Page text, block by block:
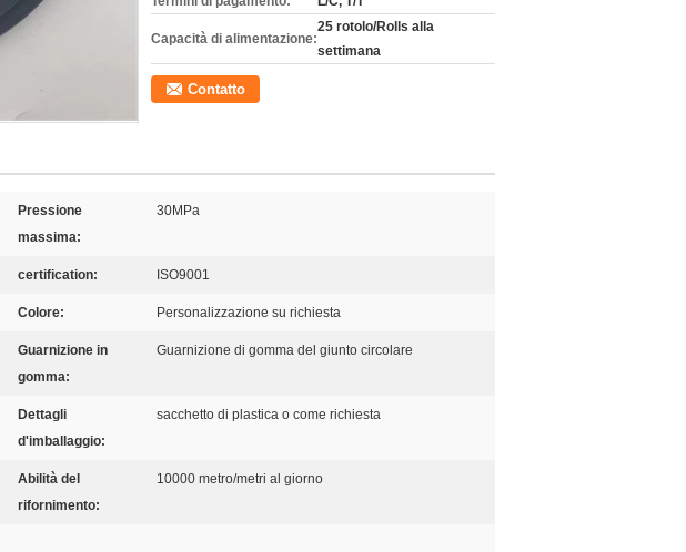
Capacità di alimentazione:
25 rotolo/Rolls alla
settimana
Contatto
Pressione
massima:
30MPa
certification: ISO9001
Colore: Personalizzazione su richiesta
Guarnizione in
gomma:
Guarnizione di gomma del giunto circolare
Dettagli
d'imballaggio:
sacchetto di plastica o come richiesta
Abilità del
rifornimento:
10000 metro/metri al giorno